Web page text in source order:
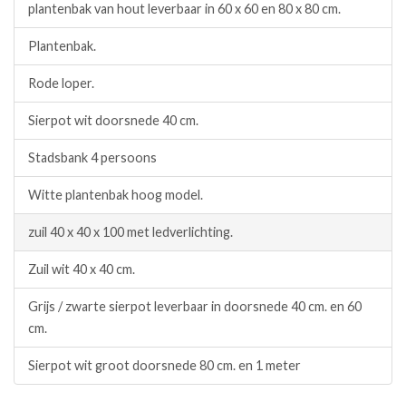
plantenbak van hout leverbaar in 60 x 60 en 80 x 80 cm.
Plantenbak.
Rode loper.
Sierpot wit doorsnede 40 cm.
Stadsbank 4 persoons
Witte plantenbak hoog model.
zuil 40 x 40 x 100 met ledverlichting.
Zuil wit 40 x 40 cm.
Grijs / zwarte sierpot leverbaar in doorsnede 40 cm. en 60
cm.
Sierpot wit groot doorsnede 80 cm. en 1 meter